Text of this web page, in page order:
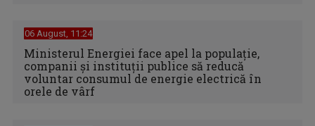
06 August, 11:24
Ministerul Energiei face apel la populație,
companii și instituții publice să reducă
voluntar consumul de energie electrică în
orele de vârf